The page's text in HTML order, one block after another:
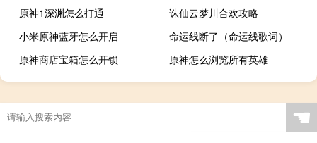
原神1深渊怎么打通
诛仙云梦川合欢攻略
小米原神蓝牙怎么开启
命运线断了（命运线歌词）
原神商店宝箱怎么开锁
原神怎么浏览所有英雄
☚